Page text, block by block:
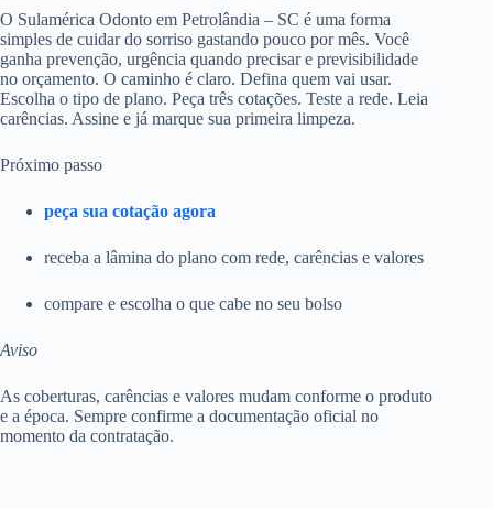
O Sulamérica Odonto em Petrolândia – SC é uma forma
simples de cuidar do sorriso gastando pouco por mês. Você
ganha prevenção, urgência quando precisar e previsibilidade
no orçamento. O caminho é claro. Defina quem vai usar.
Escolha o tipo de plano. Peça três cotações. Teste a rede. Leia
carências. Assine e já marque sua primeira limpeza.
Próximo passo
peça sua cotação agora
receba a lâmina do plano com rede, carências e valores
compare e escolha o que cabe no seu bolso
Aviso
As coberturas, carências e valores mudam conforme o produto
e a época. Sempre confirme a documentação oficial no
momento da contratação.